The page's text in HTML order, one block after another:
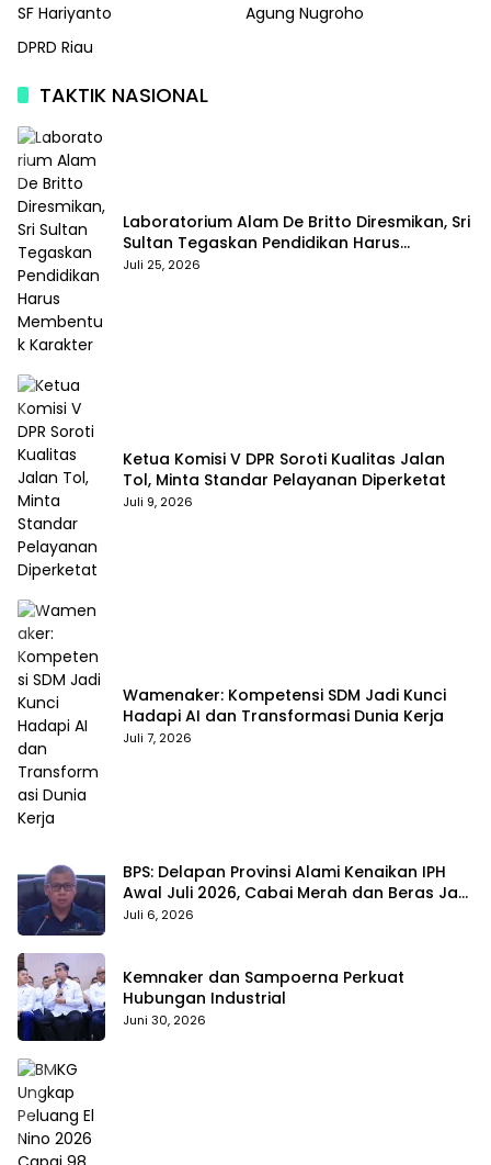
SF Hariyanto
Agung Nugroho
DPRD Riau
TAKTIK NASIONAL
Laboratorium Alam De Britto Diresmikan, Sri
Sultan Tegaskan Pendidikan Harus
Membentuk Karakter
Juli 25, 2026
Ketua Komisi V DPR Soroti Kualitas Jalan
Tol, Minta Standar Pelayanan Diperketat
Juli 9, 2026
Wamenaker: Kompetensi SDM Jadi Kunci
Hadapi AI dan Transformasi Dunia Kerja
Juli 7, 2026
BPS: Delapan Provinsi Alami Kenaikan IPH
Awal Juli 2026, Cabai Merah dan Beras Jadi
Pemicu
Juli 6, 2026
Kemnaker dan Sampoerna Perkuat
Hubungan Industrial
Juni 30, 2026